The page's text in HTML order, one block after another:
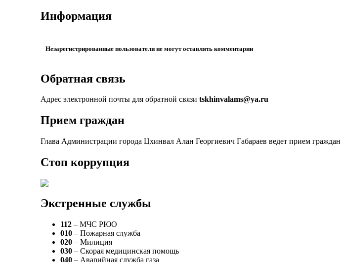
Информация
Незарегистрированные пользователи не могут оставлять комментарии
Обратная связь
Адрес электронной почты для обратной связи tskhinvalams@ya.ru
Прием граждан
Глава Администрации города Цхинвал Алан Георгиевич Габараев ведет прием граждан
Стоп коррупция
Экстренные службы
112 – МЧС РЮО
010 – Пожарная служба
020 – Милиция
030 – Скорая медицинская помощь
040 – Аварийная служба газа